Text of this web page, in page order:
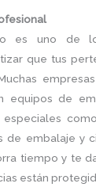
es uno de
que tus
equipos de
de embalaje y
tiempo y te
están